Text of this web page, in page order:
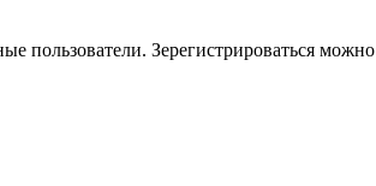
пользователи. Зерегистрироваться можно